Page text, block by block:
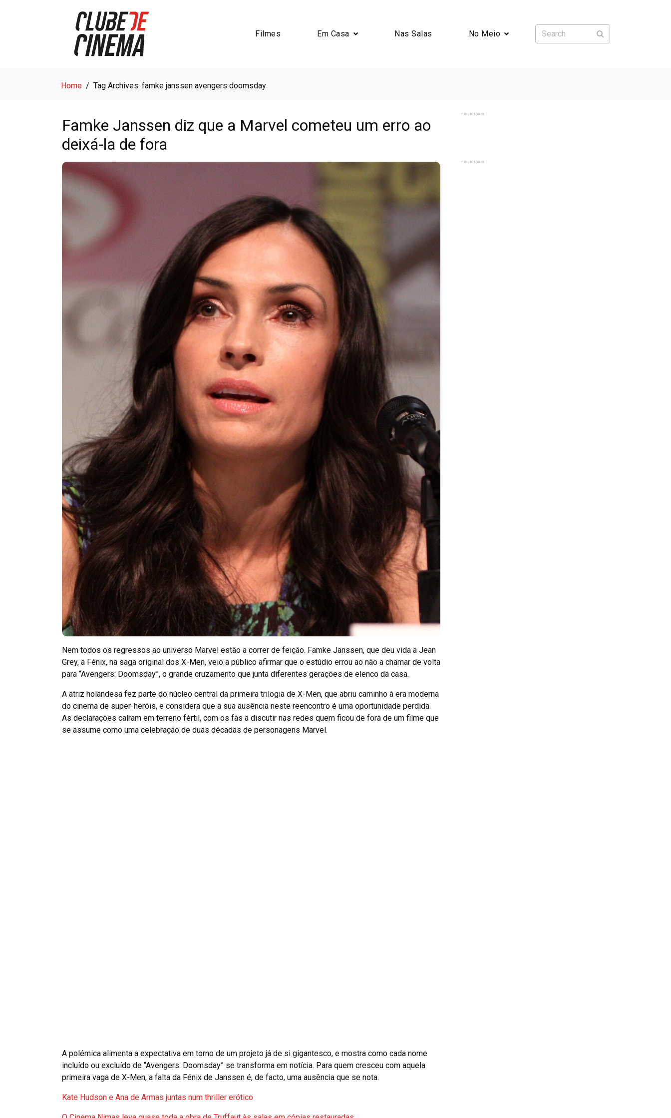
Filmes Em Casa Nas Salas No Meio
Home Tag Archives: famke janssen avengers doomsday
Famke Janssen diz que a Marvel cometeu um erro ao
deixá-la de fora
Nem todos os regressos ao universo Marvel estão a correr de feição. Famke Janssen, que deu vida a Jean
Grey, a Fénix, na saga original dos X-Men, veio a público afirmar que o estúdio errou ao não a chamar de volta
para “Avengers: Doomsday”, o grande cruzamento que junta diferentes gerações de elenco da casa.
A atriz holandesa fez parte do núcleo central da primeira trilogia de X-Men, que abriu caminho à era moderna
do cinema de super-heróis, e considera que a sua ausência neste reencontro é uma oportunidade perdida.
As declarações caíram em terreno fértil, com os fãs a discutir nas redes quem ficou de fora de um filme que
se assume como uma celebração de duas décadas de personagens Marvel.
A polémica alimenta a expectativa em torno de um projeto já de si gigantesco, e mostra como cada nome
incluído ou excluído de “Avengers: Doomsday” se transforma em notícia. Para quem cresceu com aquela
primeira vaga de X-Men, a falta da Fénix de Janssen é, de facto, uma ausência que se nota.
Kate Hudson e Ana de Armas juntas num thriller erótico
PUBLICIDADE
PUBLICIDADE